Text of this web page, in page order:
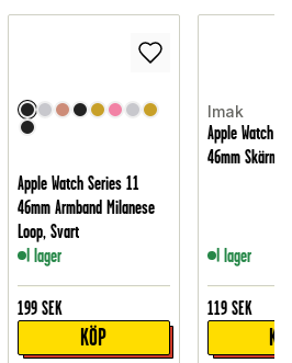
Apple Watch Series 11
46mm Armband Milanese
Loop, Svart
I lager
199 SEK
KÖP
Imak
Apple Watch
46mm
I lager
119 SEK